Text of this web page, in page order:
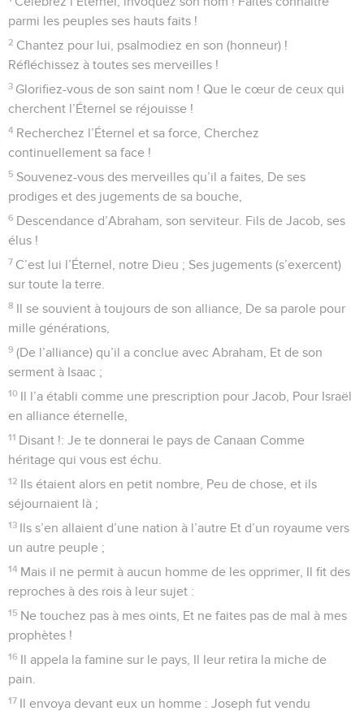
parmi les peuples ses hauts faits !
2 Chantez pour lui, psalmodiez en son (honneur) !
Réfléchissez à toutes ses merveilles !
3 Glorifiez-vous de son saint nom ! Que le cœur de ceux qui
cherchent l’Éternel se réjouisse !
4 Recherchez l’Éternel et sa force, Cherchez
continuellement sa face !
5 Souvenez-vous des merveilles qu’il a faites, De ses
prodiges et des jugements de sa bouche,
6 Descendance d’Abraham, son serviteur. Fils de Jacob, ses
élus !
7 C’est lui l’Éternel, notre Dieu ; Ses jugements (s’exercent)
sur toute la terre.
8 Il se souvient à toujours de son alliance, De sa parole pour
mille générations,
9 (De l’alliance) qu’il a conclue avec Abraham, Et de son
serment à Isaac ;
10 Il l’a établi comme une prescription pour Jacob, Pour Israël
en alliance éternelle,
11 Disant !: Je te donnerai le pays de Canaan Comme
héritage qui vous est échu.
12 Ils étaient alors en petit nombre, Peu de chose, et ils
séjournaient là ;
13 Ils s’en allaient d’une nation à l’autre Et d’un royaume vers
un autre peuple ;
14 Mais il ne permit à aucun homme de les opprimer, Il fit des
reproches à des rois à leur sujet :
15 Ne touchez pas à mes oints, Et ne faites pas de mal à mes
prophètes !
16 Il appela la famine sur le pays, Il leur retira la miche de
pain.
17 Il envoya devant eux un homme : Joseph fut vendu